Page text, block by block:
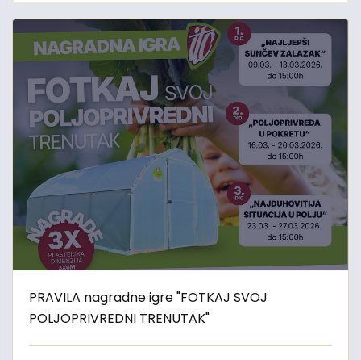
PRAVILA nagradne igre "FOTKAJ SVOJ
POLJOPRIVREDNI TRENUTAK"